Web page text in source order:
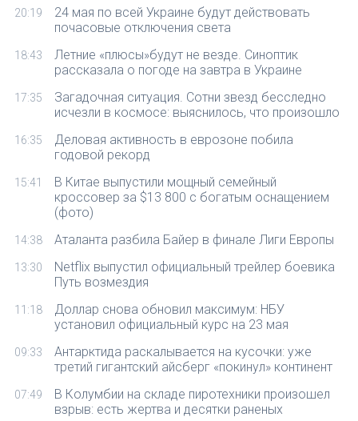
20:19
24 мая по всей Украине будут действовать
почасовые отключения света
18:43
Летние «плюсы»будут не везде. Синоптик
рассказала о погоде на завтра в Украине
17:35
Загадочная ситуация. Сотни звезд бесследно
исчезли в космосе: выяснилось, что произошло
16:35
Деловая активность в еврозоне побила
годовой рекорд
15:41
В Китае выпустили мощный семейный
кроссовер за $13 800 с богатым оснащением
(фото)
14:38 Аталанта разбила Байер в финале Лиги Европы
13:30
Netflix выпустил официальный трейлер боевика
Путь возмездия
11:18
Доллар снова обновил максимум: НБУ
установил официальный курс на 23 мая
09:33
Антарктида раскалывается на кусочки: уже
третий гигантский айсберг «покинул» континент
07:49
В Колумбии на складе пиротехники произошел
взрыв: есть жертва и десятки раненых